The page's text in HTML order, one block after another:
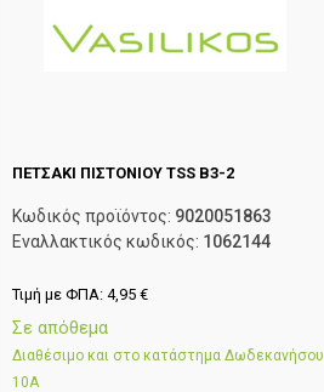
ΠΕΤΣΑΚΙ ΠΙΣΤΟΝΙΟΥ TSS B3-2
Κωδικός προϊόντος: 9020051863
Εναλλακτικός κωδικός: 1062144
Τιμή με ΦΠΑ:4,95€
Σε απόθεμα
Διαθέσιμο και στο κατάστημα Δωδεκανήσου
10Α